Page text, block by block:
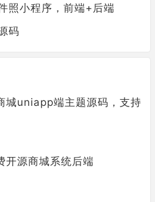
照小程序，前端+后端
码
城uniapp端主题源码，支持
开源商城系统后端